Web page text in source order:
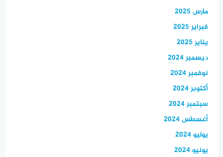
مارس 2025
فبراير 2025
يناير 2025
ديسمبر 2024
نوفمبر 2024
أكتوبر 2024
سبتمبر 2024
أغسطس 2024
يوليو 2024
يونيو 2024